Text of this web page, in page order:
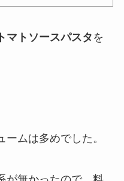
マトソースパスタ を
ムは多めでした。